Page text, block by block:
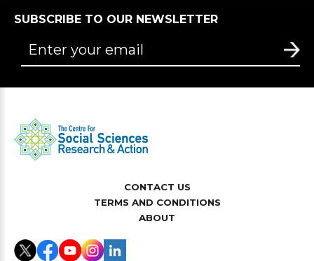
SUBSCRIBE TO OUR NEWSLETTER
CONTACT US
TERMS AND CONDITIONS
ABOUT